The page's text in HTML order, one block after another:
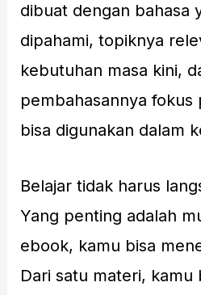
dibuat dengan bahasa
dipahami, topiknya
kebutuhan masa kini,
pembahasannya fokus
bisa digunakan dalam
Belajar tidak harus
Yang penting adalah
ebook, kamu bisa
Dari satu materi, kamu